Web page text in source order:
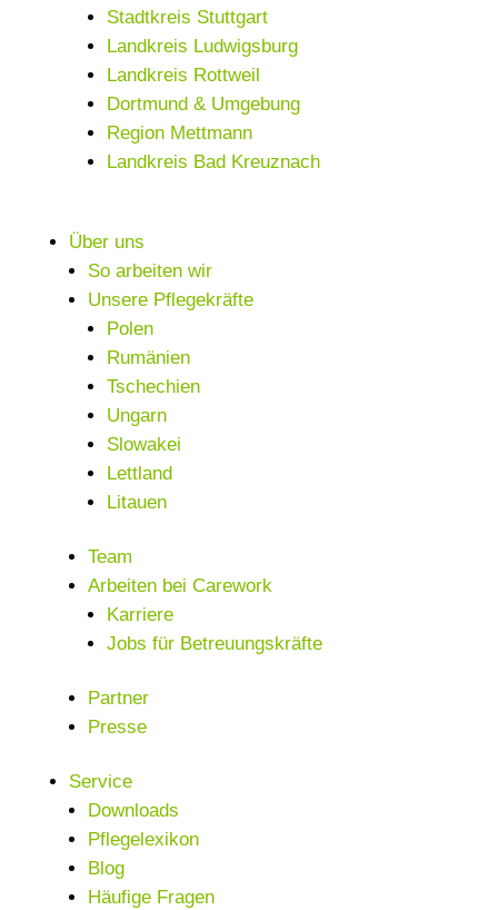
Stadtkreis Stuttgart
Landkreis Ludwigsburg
Landkreis Rottweil
Dortmund & Umgebung
Region Mettmann
Landkreis Bad Kreuznach
Über uns
So arbeiten wir
Unsere Pflegekräfte
Polen
Rumänien
Tschechien
Ungarn
Slowakei
Lettland
Litauen
Team
Arbeiten bei Carework
Karriere
Jobs für Betreuungskräfte
Partner
Presse
Service
Downloads
Pflegelexikon
Blog
Häufige Fragen